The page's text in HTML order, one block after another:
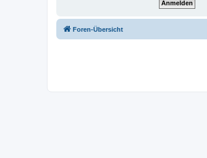
Foren-Übersicht